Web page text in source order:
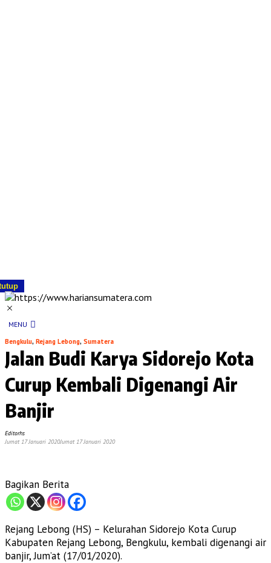
MENU
Bengkulu, Rejang Lebong, Sumatera
Jalan Budi Karya Sidorejo Kota
Curup Kembali Digenangi Air
Banjir
Editorhs
Jumat 17 Januari 2020Jumat 17 Januari 2020
Bagikan Berita
Rejang Lebong (HS) – Kelurahan Sidorejo Kota Curup
Kabupaten Rejang Lebong, Bengkulu, kembali digenangi air
banjir, Jum’at (17/01/2020).